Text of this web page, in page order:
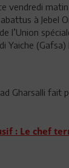
vendredi
à Jebel
l’Union
Yaiche
Gharsalli
: Le chef